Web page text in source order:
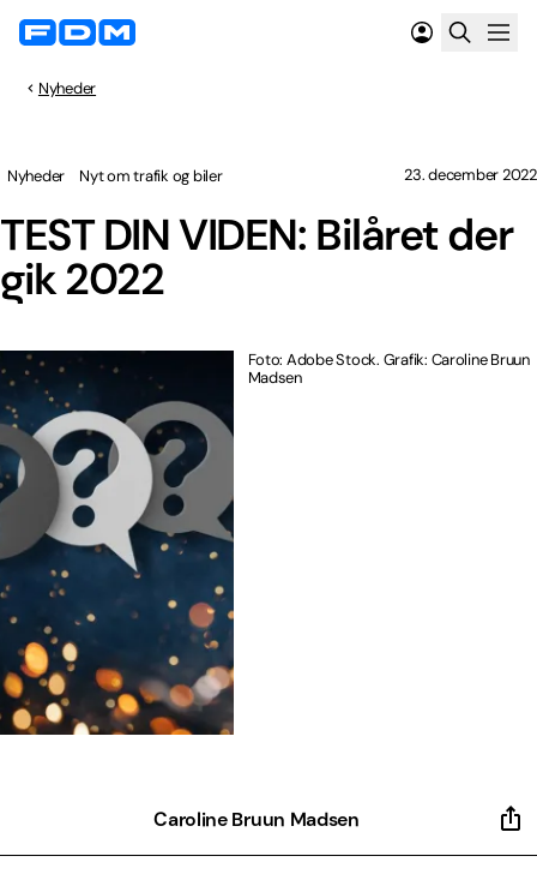
Nyheder
TEST DIN VIDEN: Bilåret der
gik 2022
Nyheder Nyt om trafik og biler 23. december 2022
Foto: Adobe Stock. Grafik: Caroline Bruun
Madsen
Caroline Bruun Madsen